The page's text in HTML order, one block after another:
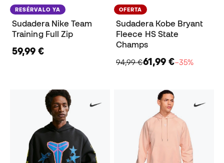
RESÉRVALO YA
Sudadera Nike Team
Training Full Zip
59,99 €
OFERTA
Sudadera Kobe Bryant
Fleece HS State
Champs
94,99 €61,99 €−35%